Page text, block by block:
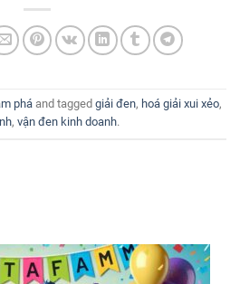
pháand tagged giải đen, hoá giải xui xẻo,
, vận đen kinh doanh.